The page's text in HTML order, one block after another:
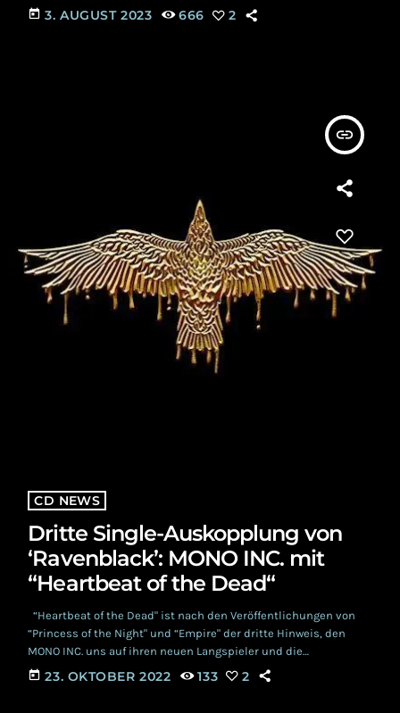
Was das mit dem M'ERA LUNA 2023 zu tun hat? Ganz einfach:
ein geschätzter Kollege und jahrelanger M'ERA Besucher
today 3. AUGUST 2023 666 2
insert_link
CD NEWS
Dritte Single-Auskopplung von
‘Ravenblack’: MONO INC. mit
“Heartbeat of the Dead“
“Heartbeat of the Dead" ist nach den Veröffentlichungen von
“Princess of the Night" und “Empire" der dritte Hinweis, den
MONO INC. uns auf ihren neuen Langspieler und die
dazugehörige Tour geben. ‘Ravenblack’ erscheint am 20. Januar
2023 unter dem Label NOCUT. “Noch so lange warten.”, werden
today 23. OKTOBER 2022 133 2